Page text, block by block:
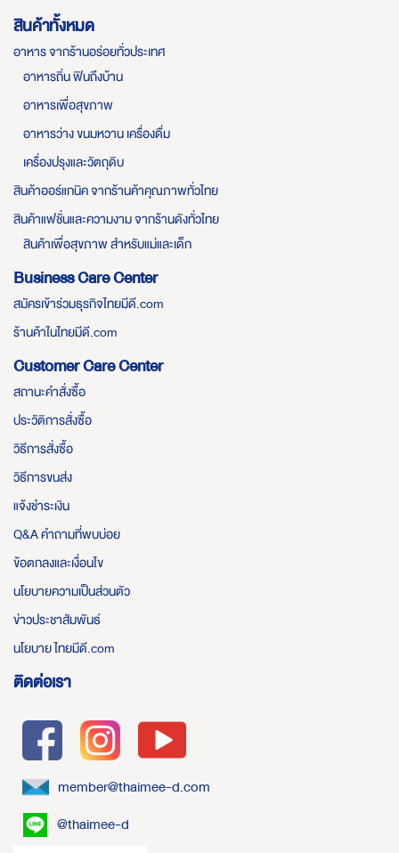
สินค้าทั้งหมด
อาหาร จากร้านอร่อยทั่วประเทศ
อาหารถิ่น ฟินถึงบ้าน
อาหารเพื่อสุขภาพ
อาหารว่าง ขนมหวาน เครื่องดื่ม
เครื่องปรุงและวัตถุดิบ
สินค้าออร์แกนิค จากร้านค้าคุณภาพทั่วไทย
สินค้าแฟชั่นและความงาม จากร้านดังทั่วไทย
สินค้าเพื่อสุขภาพ สำหรับแม่และเด็ก
Business Care Center
สมัครเข้าร่วมธุรกิจไทยมีดี.com
ร้านค้าในไทยมีดี.com
Customer Care Center
สถานะคำสั่งซื้อ
ประวัติการสั่งซื้อ
วิธีการสั่งซื้อ
วิธีการขนส่ง
แจ้งชำระเงิน
Q&A คำถามที่พบบ่อย
ข้อตกลงและเงื่อนไข
นโยบายความเป็นส่วนตัว
ข่าวประชาสัมพันธ์
นโยบาย ไทยมีดี.com
ติดต่อเรา
member@thaimee-d.com
@thaimee-d